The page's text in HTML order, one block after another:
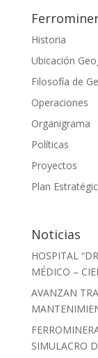
Historia
Ubicación
Filosofía de
Operaciones
Organigrama
Políticas
Proyectos
Plan
Noticias
HOSPITAL
MÉDICO –
AVANZAN
SIMULACRO